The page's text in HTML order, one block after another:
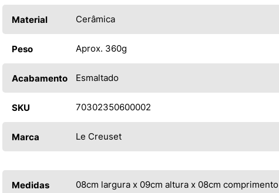
Material Cerâmica
Peso Aprox. 360g
Acabamento Esmaltado
SKU 70302350600002
Marca Le Creuset
Medidas 08cm largura x 09cm altura x 08cm comprimento